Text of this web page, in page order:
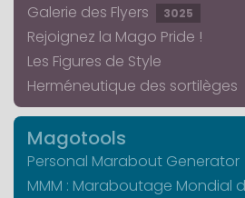
Galerie des Flyers
3025
Rejoignez la Mago Pride !
Les Figures de Style
Herméneutique des sortilèges
Magotools
Personal Marabout Generator
MMM : Maraboutage Mondial